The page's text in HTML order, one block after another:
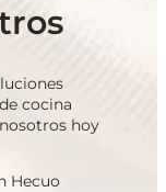
cocina
hoy
Hecuo